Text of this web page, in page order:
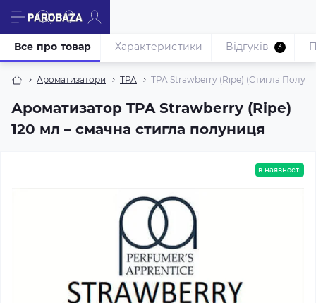
Ароматизатори TPA TPA Strawberry (Ripe) (Стигла
Ароматизатор TPA Strawberry (Ripe)
120 мл – смачна стигла полуниця
Все про товар Характеристики Відгуків 3
в наявності